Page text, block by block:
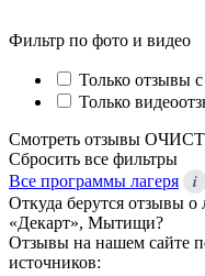
Фильтр по фото и видео
Только отзывы
Только
Смотреть отзывы
Сбросить все фильтры
Все программы лагеря
i
Откуда берутся отзывы о
«Декарт», Мытищи?
Отзывы на нашем сайте
источников: